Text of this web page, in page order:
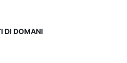
DI DOMANI